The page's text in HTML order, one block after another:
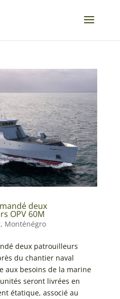
deux
OPV 60M
, Monténégro
deux patrouilleurs
du chantier naval
aux besoins de la marine
seront livrées en
étatique, associé au